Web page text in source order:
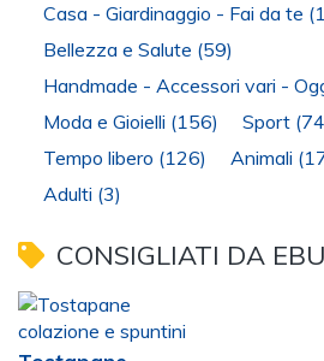
Casa - Giardinaggio - Fai da te
Bellezza e Salute (59)
Handmade - Accessori vari -
Moda e Gioielli (156) Sport
Tempo libero (126) Animali
Adulti (3)
CONSIGLIATI DA